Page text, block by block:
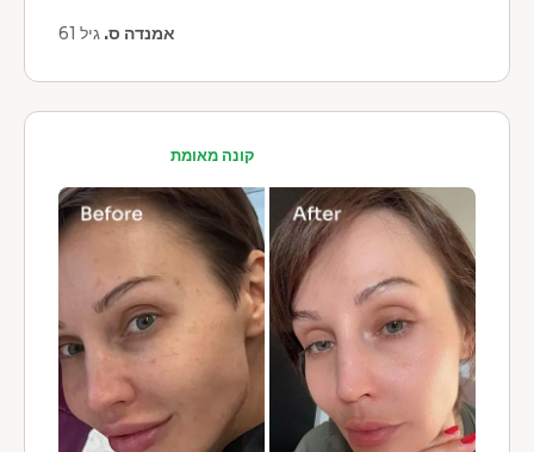
אמנדה ס. גיל 61
קונה מאומת